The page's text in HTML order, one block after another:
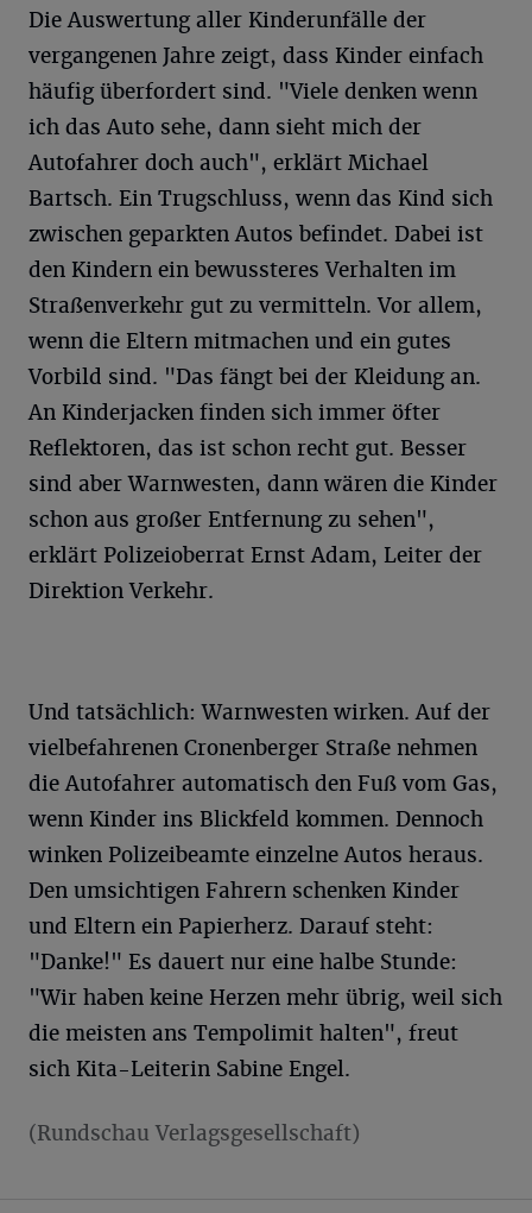
Die Auswertung aller Kinderunfälle der
vergangenen Jahre zeigt, dass Kinder einfach
häufig überfordert sind. "Viele denken wenn
ich das Auto sehe, dann sieht mich der
Autofahrer doch auch", erklärt Michael
Bartsch. Ein Trugschluss, wenn das Kind sich
zwischen geparkten Autos befindet. Dabei ist
den Kindern ein bewussteres Verhalten im
Straßenverkehr gut zu vermitteln. Vor allem,
wenn die Eltern mitmachen und ein gutes
Vorbild sind. "Das fängt bei der Kleidung an.
An Kinderjacken finden sich immer öfter
Reflektoren, das ist schon recht gut. Besser
sind aber Warnwesten, dann wären die Kinder
schon aus großer Entfernung zu sehen",
erklärt Polizeioberrat Ernst Adam, Leiter der
Direktion Verkehr.
Und tatsächlich: Warnwesten wirken. Auf der
vielbefahrenen Cronenberger Straße nehmen
die Autofahrer automatisch den Fuß vom Gas,
wenn Kinder ins Blickfeld kommen. Dennoch
winken Polizeibeamte einzelne Autos heraus.
Den umsichtigen Fahrern schenken Kinder
und Eltern ein Papierherz. Darauf steht:
"Danke!" Es dauert nur eine halbe Stunde:
"Wir haben keine Herzen mehr übrig, weil sich
die meisten ans Tempolimit halten", freut
sich Kita-Leiterin Sabine Engel.
(Rundschau Verlagsgesellschaft)